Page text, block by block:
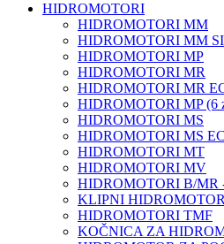
HIDROMOTORI
HIDROMOTORI MM
HIDROMOTORI MM
HIDROMOTORI MP
HIDROMOTORI MR
HIDROMOTORI MR
HIDROMOTORI MP (6
HIDROMOTORI MS
HIDROMOTORI MS
HIDROMOTORI MT
HIDROMOTORI MV
HIDROMOTORI B/MR
KLIPNI
HIDROMOTORI TMF
KOČNICA ZA